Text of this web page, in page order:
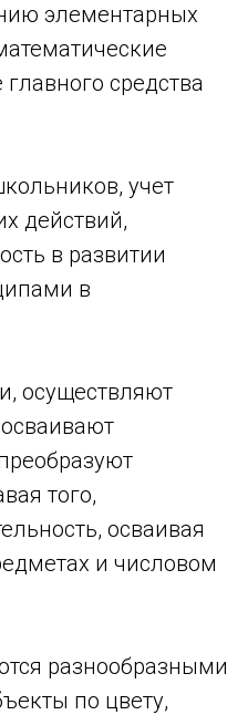
элементарных
средства
учет
действий,
в развитии
в
осуществляют
того,
осваивая
и числовом
разнообразными
по цвету,